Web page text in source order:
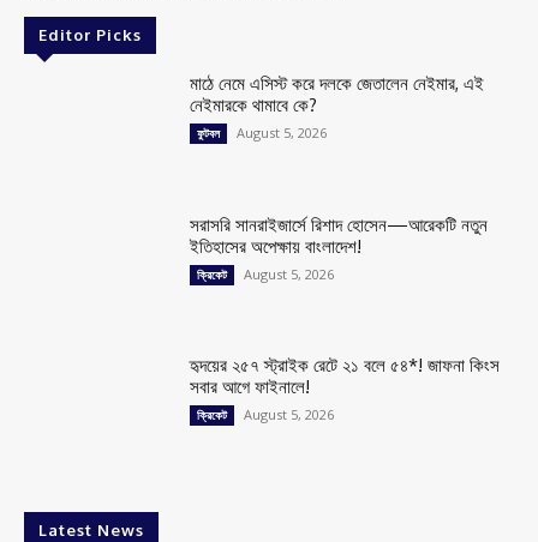
Editor Picks
মাঠে নেমে এসিস্ট করে দলকে জেতালেন নেইমার, এই
নেইমারকে থামাবে কে?
ফুটবল August 5, 2026
সরাসরি সানরাইজার্সে রিশাদ হোসেন—আরেকটি নতুন
ইতিহাসের অপেক্ষায় বাংলাদেশ!
ক্রিকেট August 5, 2026
হৃদয়ের ২৫৭ স্ট্রাইক রেটে ২১ বলে ৫৪*! জাফনা কিংস
সবার আগে ফাইনালে!
ক্রিকেট August 5, 2026
Latest News